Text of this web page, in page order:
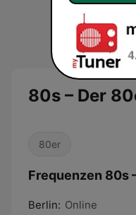
80s – Der
80er
Frequenzen 80s
Berlin: Online